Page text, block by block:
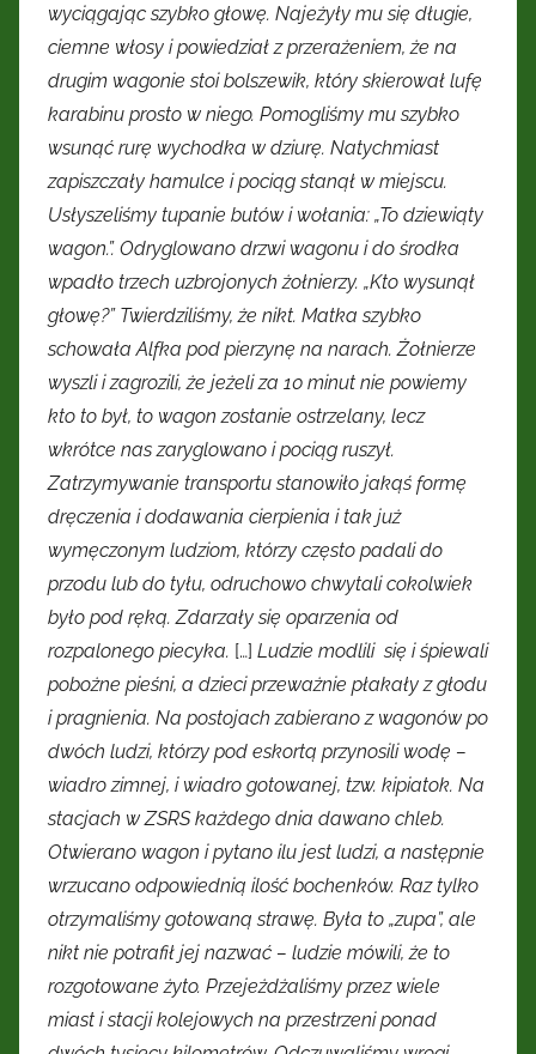
wyciągając szybko głowę. Najeżyły mu się długie,
ciemne włosy i powiedział z przerażeniem, że na
drugim wagonie stoi bolszewik, który skierował lufę
karabinu prosto w niego. Pomogliśmy mu szybko
wsunąć rurę wychodka w dziurę. Natychmiast
zapiszczały hamulce i pociąg stanął w miejscu.
Usłyszeliśmy tupanie butów i wołania: „To dziewiąty
wagon.”. Odryglowano drzwi wagonu i do środka
wpadło trzech uzbrojonych żołnierzy. „Kto wysunął
głowę?” Twierdziliśmy, że nikt. Matka szybko
schowała Alfka pod pierzynę na narach. Żołnierze
wyszli i zagrozili, że jeżeli za 10 minut nie powiemy
kto to był, to wagon zostanie ostrzelany, lecz
wkrótce nas zaryglowano i pociąg ruszył.
Zatrzymywanie transportu stanowiło jakąś formę
dręczenia i dodawania cierpienia i tak już
wymęczonym ludziom, którzy często padali do
przodu lub do tyłu, odruchowo chwytali cokolwiek
było pod ręką. Zdarzały się oparzenia od
rozpalonego piecyka. […] Ludzie modlili się i śpiewali
pobożne pieśni, a dzieci przeważnie płakały z głodu
i pragnienia. Na postojach zabierano z wagonów po
dwóch ludzi, którzy pod eskortą przynosili wodę –
wiadro zimnej, i wiadro gotowanej, tzw. kipiatok. Na
stacjach w ZSRS każdego dnia dawano chleb.
Otwierano wagon i pytano ilu jest ludzi, a następnie
wrzucano odpowiednią ilość bochenków. Raz tylko
otrzymaliśmy gotowaną strawę. Była to „zupa”, ale
nikt nie potrafił jej nazwać – ludzie mówili, że to
rozgotowane żyto. Przejeżdżaliśmy przez wiele
miast i stacji kolejowych na przestrzeni ponad